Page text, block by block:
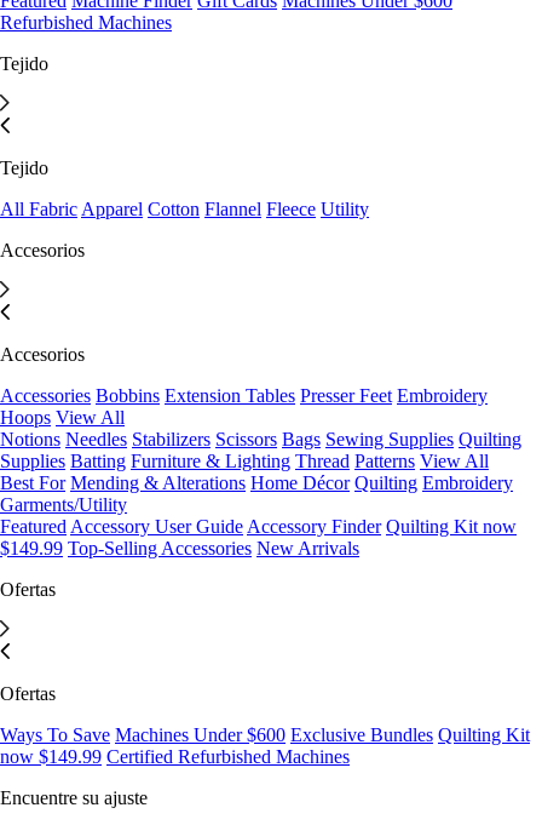
Refurbished Machines
Tejido
Tejido
All Fabric Apparel Cotton Flannel Fleece Utility
Accesorios
Accesorios
Accessories Bobbins Extension Tables Presser Feet Embroidery
Hoops View All
Notions Needles Stabilizers Scissors Bags Sewing Supplies Quilting
Supplies Batting Furniture & Lighting Thread Patterns View All
Best For Mending & Alterations Home Décor Quilting Embroidery
Garments/Utility
Featured Accessory User Guide Accessory Finder Quilting Kit now
$149.99 Top-Selling Accessories New Arrivals
Ofertas
Ofertas
Ways To Save Machines Under $600 Exclusive Bundles Quilting Kit
now $149.99 Certified Refurbished Machines
Encuentre su ajuste